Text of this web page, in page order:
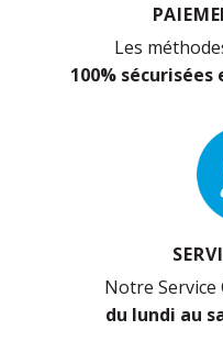
Les
100% sécurisées
Notre
du lundi au